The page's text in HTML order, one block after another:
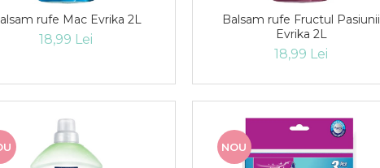
rufe Mac Evrika 2L
18,99 Lei
Balsam rufe Fructul Pasiunii
Evrika 2L
18,99 Lei
NOU